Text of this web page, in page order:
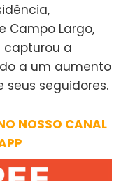
Campo Largo,
capturou a
a um aumento
seguidores.
NOSSO CANAL